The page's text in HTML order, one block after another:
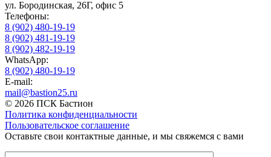
ул. Бородинская, 26Г, офис 5
Телефоны:
8 (902) 480-19-19
8 (902) 481-19-19
8 (902) 482-19-19
WhatsApp:
8 (902) 480-19-19
E-mail:
mail@bastion25.ru
© 2026 ПСК Бастион
Политика конфиденциальности
Пользовательское соглашение
Оставьте свои контактные данные, и мы свяжемся с вами